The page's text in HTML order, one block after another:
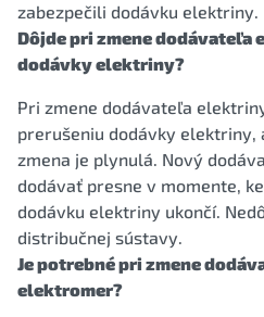
zabezpečili dodávku elektriny.
Dôjde pri zmene
dodávky elektriny?
Pri zmene dodávateľa
prerušeniu dodávky elektriny,
zmena je plynulá. Nový
dodávať presne v momente,
dodávku elektriny ukončí.
distribučnej sústavy.
Je potrebné pri zmene
elektromer?